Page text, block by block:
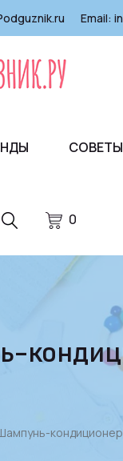
Email:
0
СОВЕТЫ
кондиционер